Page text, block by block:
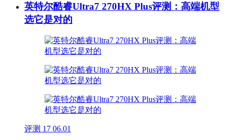
英特尔酷睿Ultra7 270HX Plus评测：高端机型
选它是对的
评测 17 06.01